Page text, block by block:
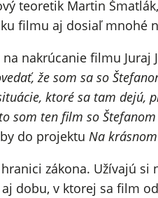
teoretik Martin
filmu aj dosiaľ mnohé
nakrúcanie filmu Juraj
že som sa so
ktoré sa tam
som ten film so Štefanom
do projektu Na
zákona. Užívajú
dobu, v ktorej sa film